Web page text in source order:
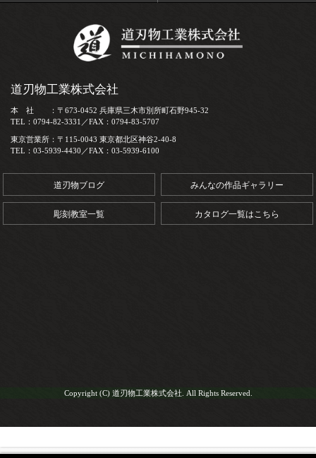
道刃物工業株式会社
本 社 ：〒673-0452 兵庫県三木市別所町石野945-32
TEL：0794-82-3331／FAX：0794-83-5707
東京営業所：〒115-0043 東京都北区神谷2-40-8
TEL：03-5939-4430／FAX：03-5939-6100
道刃物ブログ みんなの作品ギャラリー
彫刻教室一覧 カタログ一覧はこちら
Copyright (C) 道刃物工業株式会社. All Rights Reserved.